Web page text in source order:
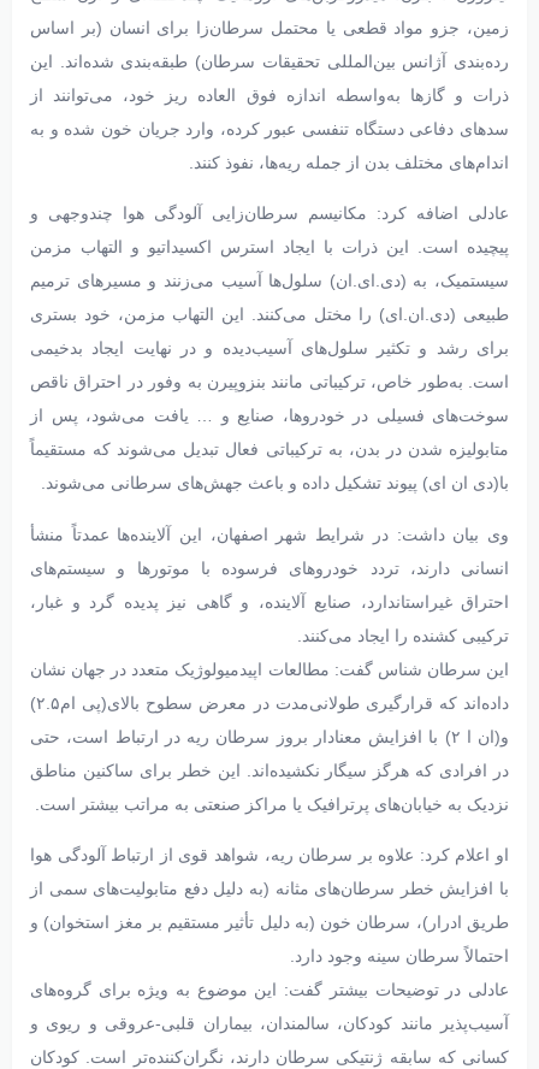
زمین، جزو مواد قطعی یا محتمل سرطان‌زا برای انسان (بر اساس
رده‌بندی آژانس بین‌المللی تحقیقات سرطان) طبقه‌بندی شده‌اند. این
ذرات و گازها به‌واسطه اندازه فوق العاده ریز خود، می‌توانند از
سدهای دفاعی دستگاه تنفسی عبور کرده، وارد جریان خون شده و به
اندام‌های مختلف بدن از جمله ریه‌ها، نفوذ کنند.
عادلی اضافه کرد: مکانیسم سرطان‌زایی آلودگی هوا چندوجهی و
پیچیده است. این ذرات با ایجاد استرس اکسیداتیو و التهاب مزمن
سیستمیک، به (دی.ای.ان) سلول‌ها آسیب می‌زنند و مسیرهای ترمیم
طبیعی (دی.ان.ای) را مختل می‌کنند. این التهاب مزمن، خود بستری
برای رشد و تکثیر سلول‌های آسیب‌دیده و در نهایت ایجاد بدخیمی
است. به‌طور خاص، ترکیباتی مانند بنزوپیرن به وفور در احتراق ناقص
سوخت‌های فسیلی در خودروها، صنایع و … یافت می‌شود، پس از
متابولیزه شدن در بدن، به ترکیباتی فعال تبدیل می‌شوند که مستقیماً
با(دی ان ای) پیوند تشکیل داده و باعث جهش‌های سرطانی می‌شوند.
وی بیان داشت: در شرایط شهر اصفهان، این آلاینده‌ها عمدتاً منشأ
انسانی دارند، تردد خودروهای فرسوده با موتورها و سیستم‌های
احتراق غیراستاندارد، صنایع آلاینده، و گاهی نیز پدیده گرد و غبار،
ترکیبی کشنده را ایجاد می‌کنند.
این سرطان شناس گفت: مطالعات اپیدمیولوژیک متعدد در جهان نشان
داده‌اند که قرارگیری طولانی‌مدت در معرض سطوح بالای(پی ام۲.۵)
و(ان ا ۲) با افزایش معنادار بروز سرطان ریه در ارتباط است، حتی
در افرادی که هرگز سیگار نکشیده‌اند. این خطر برای ساکنین مناطق
نزدیک به خیابان‌های پرترافیک یا مراکز صنعتی به مراتب بیشتر است.
او اعلام کرد: علاوه بر سرطان ریه، شواهد قوی از ارتباط آلودگی هوا
با افزایش خطر سرطان‌های مثانه (به دلیل دفع متابولیت‌های سمی از
طریق ادرار)، سرطان خون (به دلیل تأثیر مستقیم بر مغز استخوان) و
احتمالاً سرطان سینه وجود دارد.
عادلی در توضیحات بیشتر گفت: این موضوع به ویژه برای گروه‌های
آسیب‌پذیر مانند کودکان، سالمندان، بیماران قلبی-عروقی و ریوی و
کسانی که سابقه ژنتیکی سرطان دارند، نگران‌کننده‌تر است. کودکان